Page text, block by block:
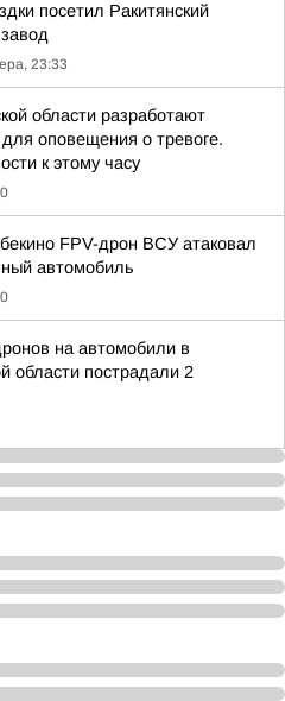
посетил Ракитянский
23:33
области разработают
оповещения о тревоге.
к этому часу
FPV-дрон ВСУ атаковал
автомобиль
на автомобили в
области пострадали 2